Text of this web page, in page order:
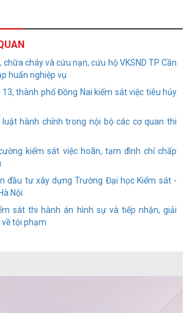
chữa cháy và cứu nạn, cứu hộ VKSND TP Cần
huấn nghiệp vụ
13, thành phố Đồng Nai kiểm sát việc tiêu hủy
hành chính trong nội bộ các cơ quan thi
kiểm sát việc hoãn, tạm đình chỉ chấp
đầu tư xây dựng Trường Đại học Kiểm sát -
Nội
sát thi hành án hình sự và tiếp nhận, giải
tội phạm